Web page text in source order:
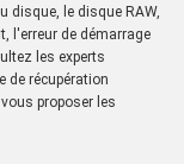
disque, le disque RAW,
l'erreur de démarrage
les experts
de récupération
proposer les